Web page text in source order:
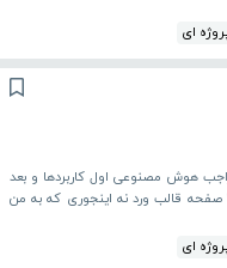
ای
هوش مصنوعی اول کاربردها و بعد
اصول کارش و باقی چیزا انجام میدین شما؟ در حد ۳۰ صفحه قالب ورد نه اینجوری که به من
ای